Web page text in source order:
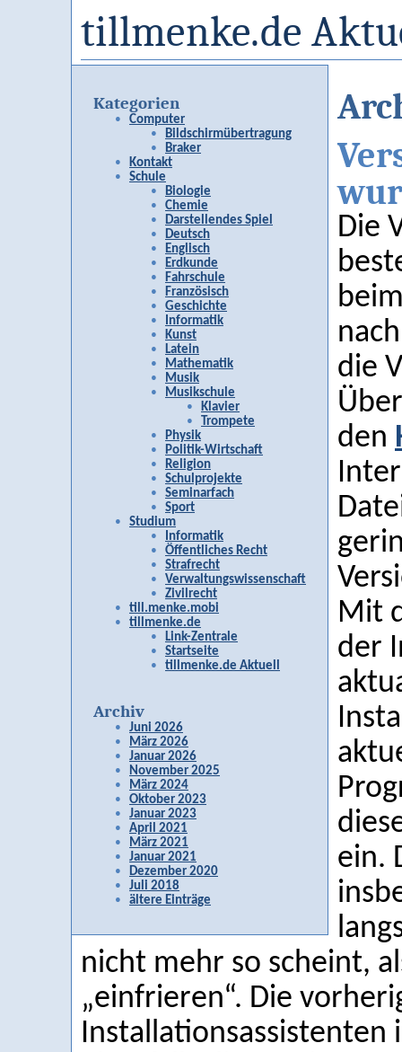
tillmenke.de
Kategorien
Computer
Bildschirmübertragung
Braker
Kontakt
Schule
Biologie
Chemie
Darstellendes Spiel
Deutsch
Englisch
Erdkunde
Fahrschule
Französisch
Geschichte
Informatik
Kunst
Latein
Mathematik
Musik
Musikschule
Klavier
Trompete
Physik
Politik-Wirtschaft
Religion
Schulprojekte
Seminarfach
Sport
Studium
Informatik
Öffentliches Recht
Strafrecht
Verwaltungswissenschaft
Zivilrecht
till.menke.mobi
tillmenke.de
Link-Zentrale
Startseite
tillmenke.de Aktuell
Archiv
Juni 2026
März 2026
Januar 2026
November 2025
März 2024
Oktober 2023
Januar 2023
April 2021
März 2021
Januar 2021
Dezember 2020
Juli 2018
ältere Einträge
Die
die
den
Mit
der
ein.
nicht mehr so scheint,
„einfrieren“. Die